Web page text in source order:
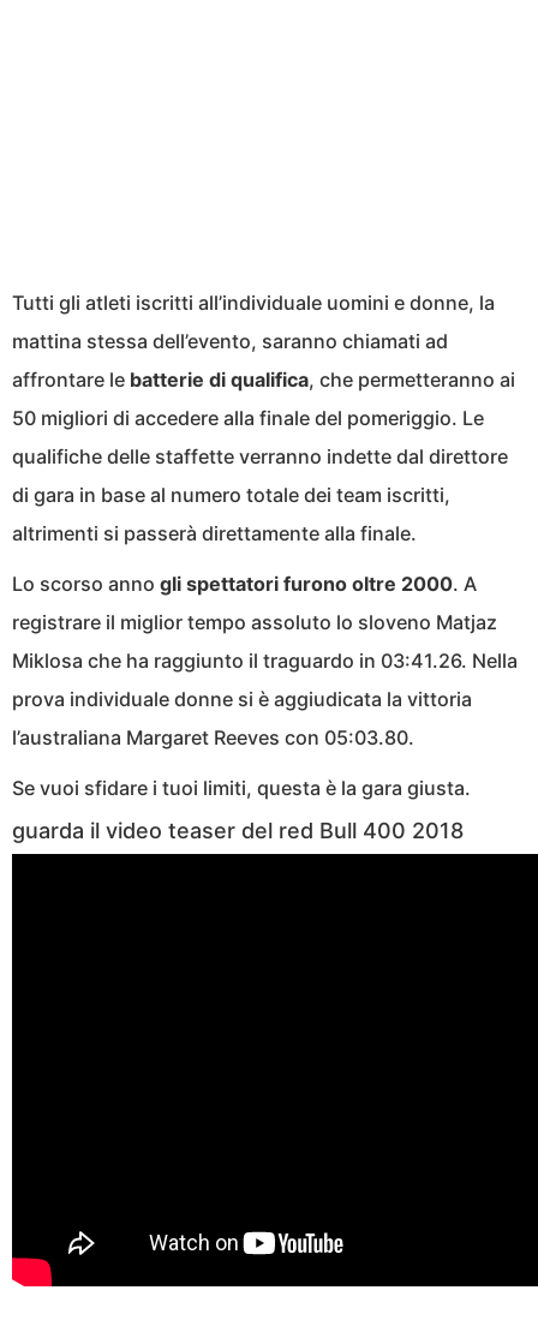
Tutti gli atleti iscritti all’individuale uomini e donne, la
mattina stessa dell’evento, saranno chiamati ad
affrontare le batterie di qualifica, che permetteranno ai
50 migliori di accedere alla finale del pomeriggio. Le
qualifiche delle staffette verranno indette dal direttore
di gara in base al numero totale dei team iscritti,
altrimenti si passerà direttamente alla finale.
Lo scorso anno gli spettatori furono oltre 2000. A
registrare il miglior tempo assoluto lo sloveno Matjaz
Miklosa che ha raggiunto il traguardo in 03:41.26. Nella
prova individuale donne si è aggiudicata la vittoria
l’australiana Margaret Reeves con 05:03.80.
Se vuoi sfidare i tuoi limiti, questa è la gara giusta.
guarda il video teaser del red Bull 400 2018